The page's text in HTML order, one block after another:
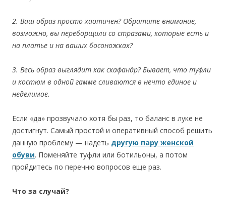
2. Ваш образ просто хаотичен? Обратите внимание,
возможно, вы переборщили со стразами, которые есть и
на платье и на ваших босоножках?
3. Весь образ выглядит как скафандр? Бывает, что туфли
и костюм в одной гамме сливаются в нечто единое и
неделимое.
Если «да» прозвучало хотя бы раз, то баланс в луке не
достигнут. Самый простой и оперативный способ решить
данную проблему — надеть другую пару женской
обуви. Поменяйте туфли или ботильоны, а потом
пройдитесь по перечню вопросов еще раз.
Что за случай?